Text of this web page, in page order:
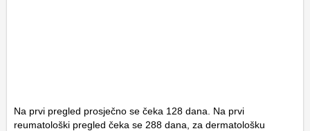
Na prvi pregled prosječno se čeka 128 dana. Na prvi
reumatološki pregled čeka se 288 dana, za dermatološku